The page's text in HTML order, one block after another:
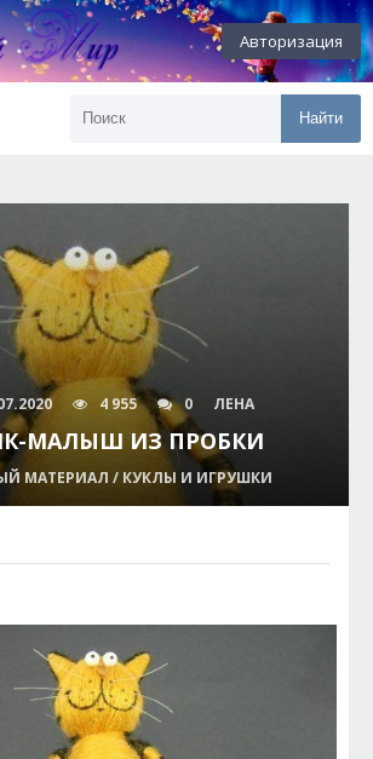
Авторизация
Найти
4 955 0 ЛЕНА
МАЛЫШ ИЗ ПРОБКИ
МАТЕРИАЛ / КУКЛЫ И ИГРУШКИ